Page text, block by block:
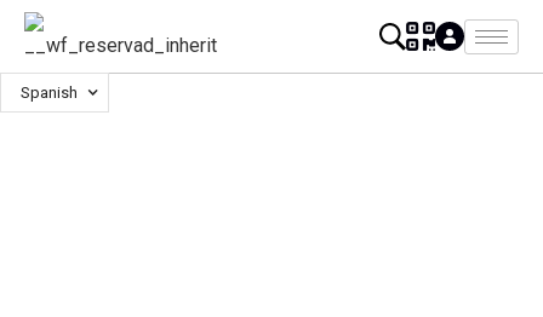
Spanish